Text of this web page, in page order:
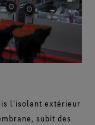
l’isolant extérieur
subit des